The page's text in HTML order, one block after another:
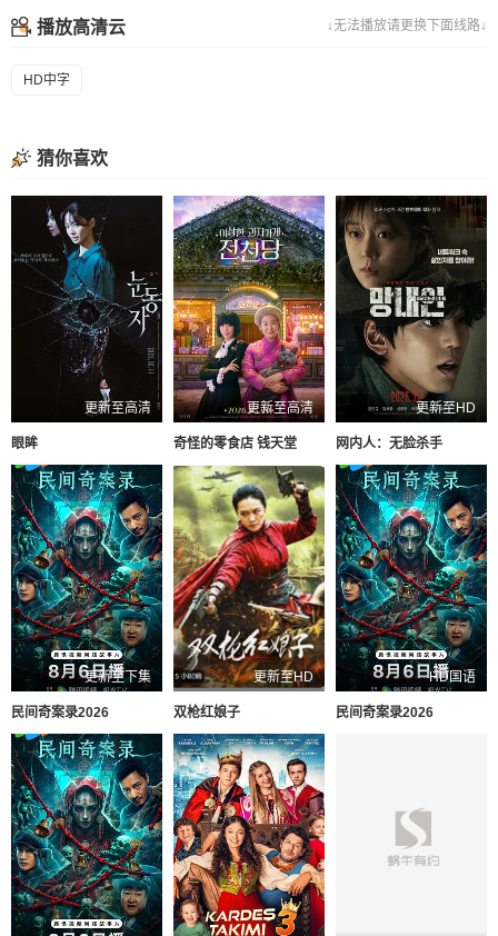
↓无法播放请更换下面线路↓
播放高清云
HD中字
猜你喜欢
更新至高清
眼眸
更新至高清
奇怪的零食店 钱天堂
更新至HD
网内人：无脸杀手
更新至下集
民间奇案录2026
更新至HD
双枪红娘子
HD国语
民间奇案录2026